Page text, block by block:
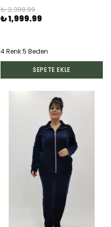
₺ 2,399.99
₺ 1,999.99
4 Renk 5 Beden
SEPETE EKLE